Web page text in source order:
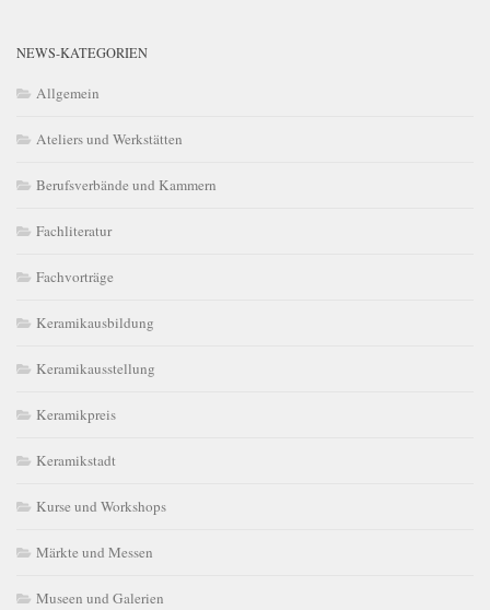
NEWS-KATEGORIEN
Allgemein
Ateliers und Werkstätten
Berufsverbände und Kammern
Fachliteratur
Fachvorträge
Keramikausbildung
Keramikausstellung
Keramikpreis
Keramikstadt
Kurse und Workshops
Märkte und Messen
Museen und Galerien